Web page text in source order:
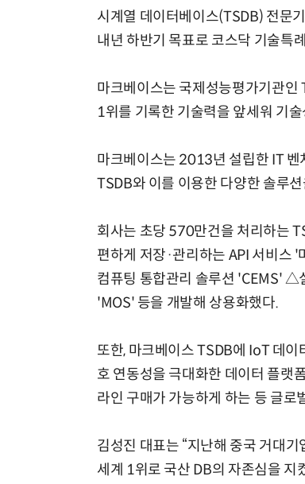
시계열 데이터베이스(TSDB) 전문
내년 하반기 목표로 코스닥 기술특
마크베이스는 국제성능평가기관인
1위를 기록한 기술력을 앞세워 기
마크베이스는 2013년 설립한 IT 벤
TSDB와 이를 이용한 다양한 솔루
회사는 초당 570만건을 처리하는
편하게 저장·관리하는 API 서비스
컴퓨팅 통합관리 솔루션 'CEMS' △
'MOS' 등을 개발해 상용화했다.
또한, 마크베이스 TSDB에 IoT 데
호 연동성을 극대화한 데이터 플랫
라인 구매가 가능하게 하는 등 글로
김성진 대표는 “지난해 중국 거대
세계 1위로 국산 DB의 자존심을 지
모든 업무 담당자(비개발자)를 위한 온톨로지 기반 AI 지식체계 설계 1-day 워크숍